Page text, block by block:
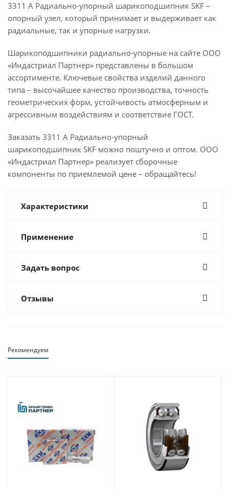
3311 A Радиально-упорный шарикоподшипник SKF –
опорный узел, который принимает и выдерживает как
радиальные, так и упорные нагрузки.
Шарикоподшипники радиально-упорные на сайте ООО
«Индастриал Партнер» представлены в большом
ассортименте. Ключевые свойства изделий данного
типа – высочайшее качество производства, точность
геометрических форм, устойчивость атмосферным и
агрессивным воздействиям и соответствие ГОСТ.
Заказать 3311 A Радиально-упорный
шарикоподшипник SKF можно поштучно и оптом. ООО
«Индастриал Партнер» реализует сборочные
компоненты по приемлемой цене – обращайтесь!
Характеристики
Применение
Задать вопрос
Отзывы
Рекомендуем